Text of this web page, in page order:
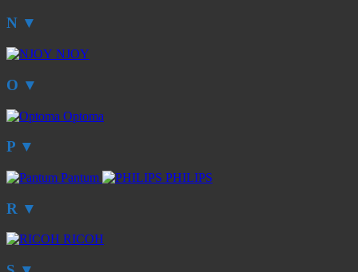
N ▼
NJOY
O ▼
Optoma
P ▼
Pantum PHILIPS
R ▼
RICOH